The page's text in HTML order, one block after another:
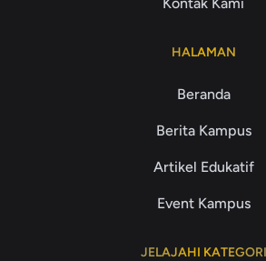
Kontak Kami
HALAMAN
Beranda
Berita Kampus
Artikel Edukatif
Event Kampus
JELAJAHI KATEGORI